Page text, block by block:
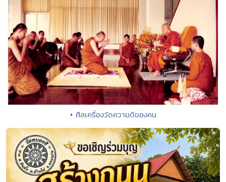
• ศีลเครื่องวัดความดีของคน